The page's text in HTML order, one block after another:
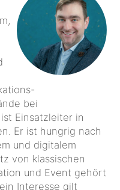
bei
Einsatzleiter in
Er ist hungrig nach
und digitalem
von klassischen
und Event gehört
Interesse gilt